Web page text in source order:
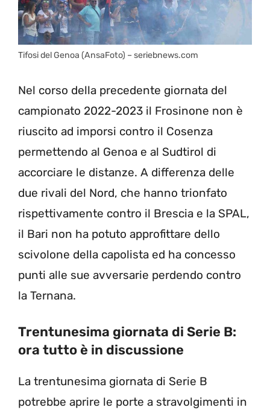
Tifosi del Genoa (AnsaFoto) – seriebnews.com
Nel corso della precedente giornata del
campionato 2022-2023 il Frosinone non è
riuscito ad imporsi contro il Cosenza
permettendo al Genoa e al Sudtirol di
accorciare le distanze. A differenza delle
due rivali del Nord, che hanno trionfato
rispettivamente contro il Brescia e la SPAL,
il Bari non ha potuto approfittare dello
scivolone della capolista ed ha concesso
punti alle sue avversarie perdendo contro
la Ternana.
Trentunesima giornata di Serie B:
ora tutto è in discussione
La trentunesima giornata di Serie B
potrebbe aprire le porte a stravolgimenti in